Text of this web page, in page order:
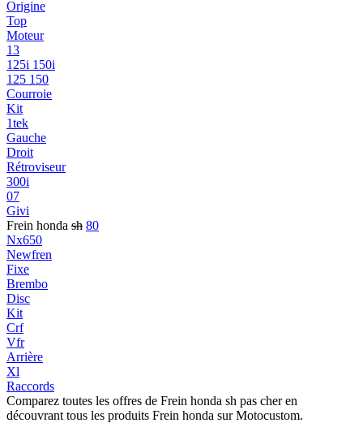
Origine
Top
Moteur
13
125i 150i
125 150
Courroie
Kit
1tek
Gauche
Droit
Rétroviseur
300i
07
Givi
Frein honda sh 80
Nx650
Newfren
Fixe
Brembo
Disc
Kit
Crf
Vfr
Arrière
Xl
Raccords
Comparez toutes les offres de Frein honda sh pas cher en
découvrant tous les produits Frein honda sur Motocustom.